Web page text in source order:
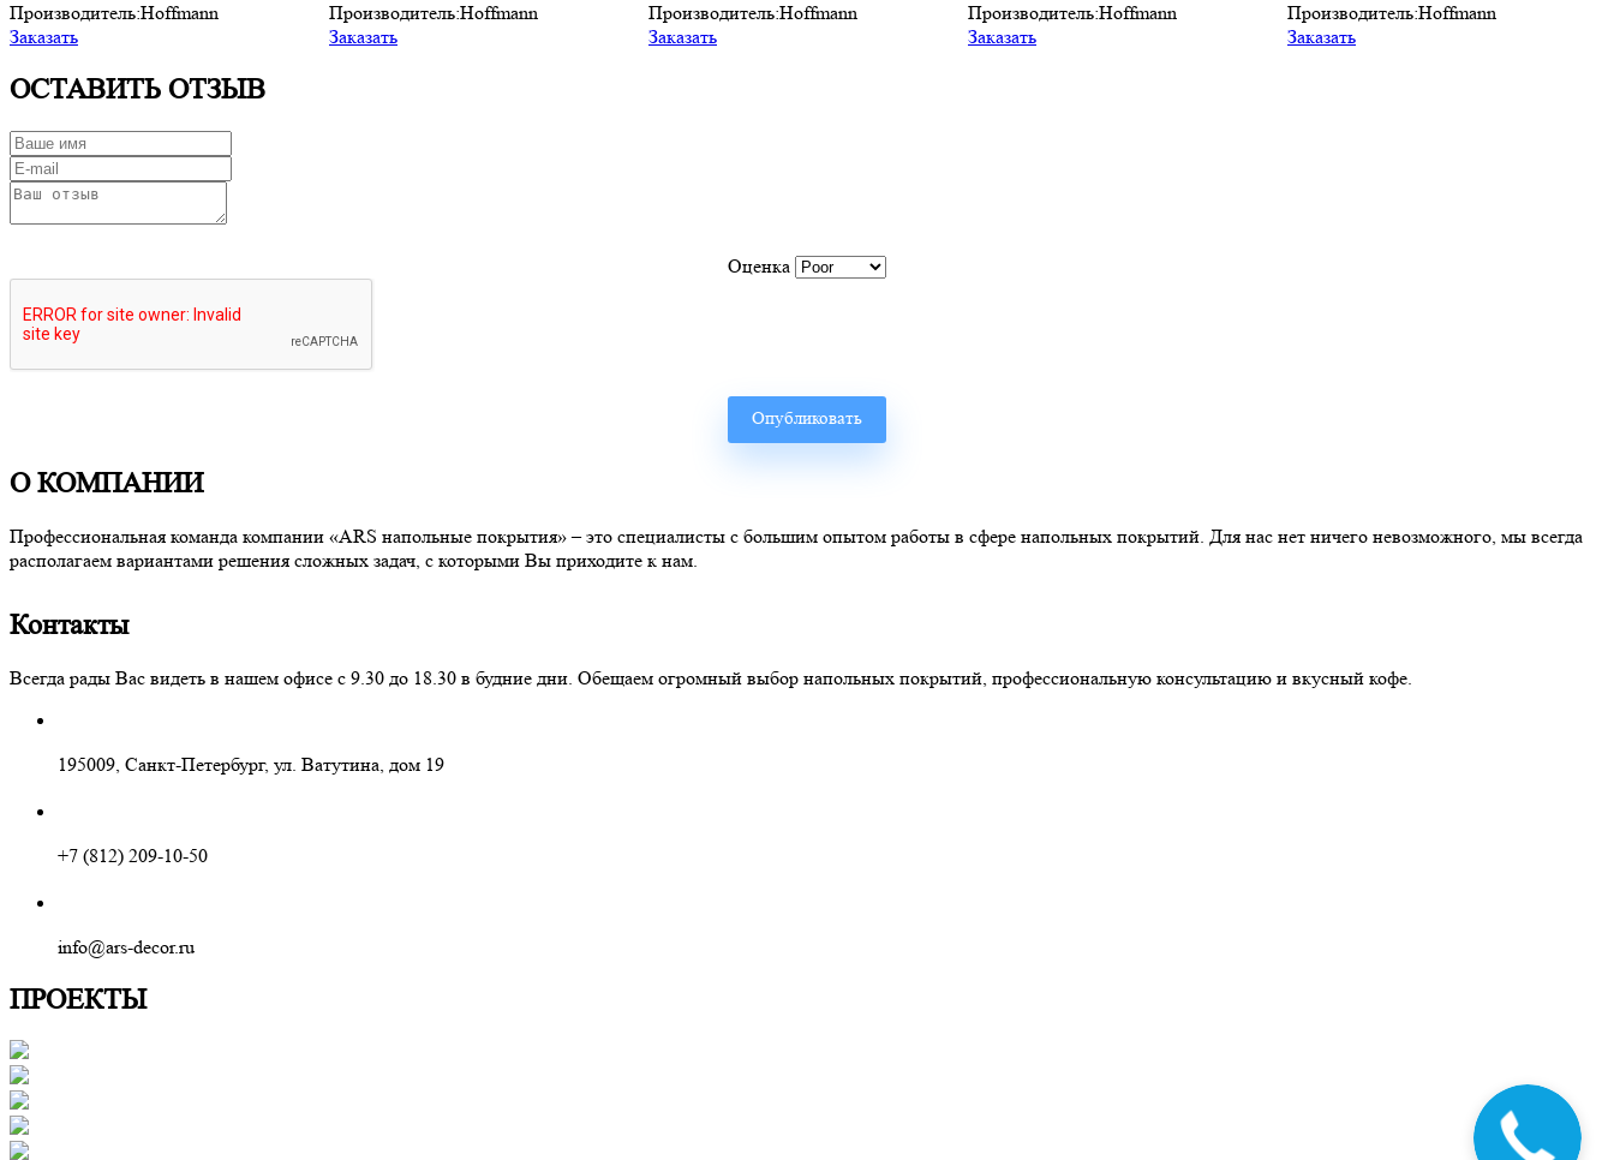
Производитель:Hoffmann
Заказать
Производитель:Hoffmann
Заказать
Производитель:Hoffmann
Заказать
Производитель:Hoffmann
Заказать
Производитель:Hoffmann
Заказать
ОСТАВИТЬ ОТЗЫВ
Оценка
О КОМПАНИИ
Профессиональная команда компании «ARS напольные покрытия» – это специалисты с большим опытом работы в сфере напольных покрытий. Для нас нет ничего невозможного, мы всегда
располагаем вариантами решения сложных задач, с которыми Вы приходите к нам.
Контакты
Всегда рады Вас видеть в нашем офисе с 9.30 до 18.30 в будние дни. Обещаем огромный выбор напольных покрытий, профессиональную консультацию и вкусный кофе.
195009, Санкт-Петербург, ул. Ватутина, дом 19
+7 (812) 209-10-50
info@ars-decor.ru
ПРОЕКТЫ